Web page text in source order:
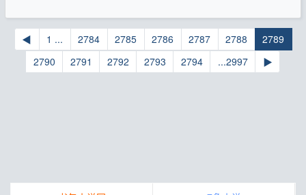
◀ 1 ... 2784 2785 2786 2787 2788
2789
2790
2791 2792 2793 2794 ...2997 ▶